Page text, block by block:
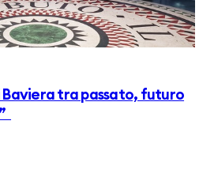
Baviera tra passato, futuro